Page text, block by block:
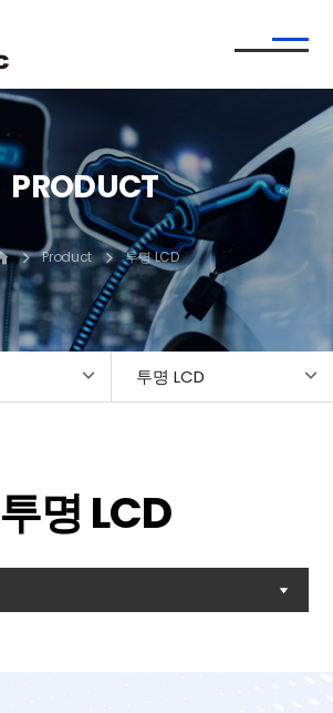
PRODUCT
Product 투명 LCD
투명 LCD
투명 LCD